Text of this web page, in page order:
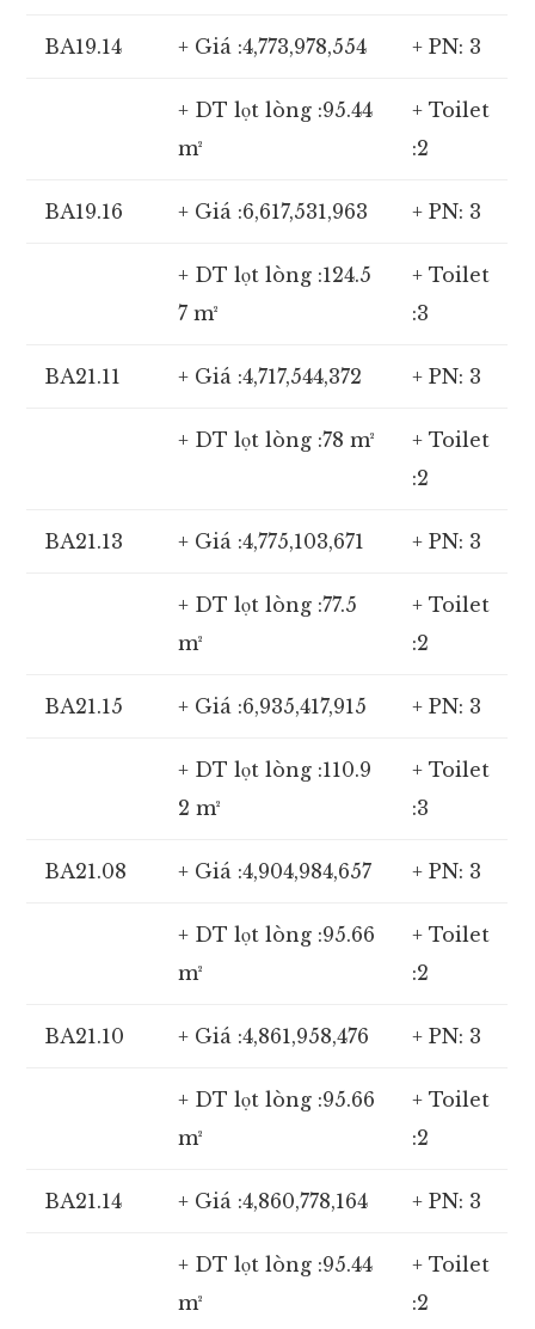
BA19.14 + Giá :4,773,978,554 + PN: 3
+ DT lọt lòng :95.44
m²
+ Toilet
:2
BA19.16 + Giá :6,617,531,963 + PN: 3
+ DT lọt lòng :124.5
7 m²
+ Toilet
:3
BA21.11 + Giá :4,717,544,372 + PN: 3
+ DT lọt lòng :78 m²
+ Toilet
:2
BA21.13 + Giá :4,775,103,671 + PN: 3
+ DT lọt lòng :77.5
m²
+ Toilet
:2
BA21.15 + Giá :6,935,417,915 + PN: 3
+ DT lọt lòng :110.9
2 m²
+ Toilet
:3
BA21.08 + Giá :4,904,984,657 + PN: 3
+ DT lọt lòng :95.66
m²
+ Toilet
:2
BA21.10 + Giá :4,861,958,476 + PN: 3
+ DT lọt lòng :95.66
m²
+ Toilet
:2
BA21.14 + Giá :4,860,778,164 + PN: 3
+ DT lọt lòng :95.44
m²
+ Toilet
:2